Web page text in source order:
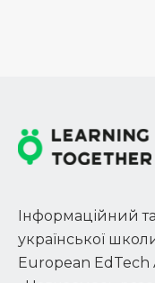
Інформаційний
української
European EdTech